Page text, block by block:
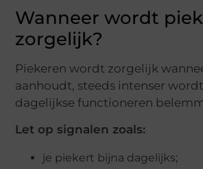
Wanneer wordt
zorgelijk?
Piekeren wordt zorgelijk
aanhoudt, steeds intenser
dagelijkse functioneren
Let op signalen zoals:
je piekert bijna dagelijks;